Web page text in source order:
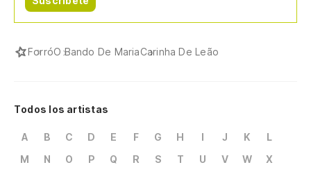
ForróO Bando De MariaCarinha De Leão
Todos los artistas
A B C D E F G H I J K
L
M
N O P Q R S T U V W
X